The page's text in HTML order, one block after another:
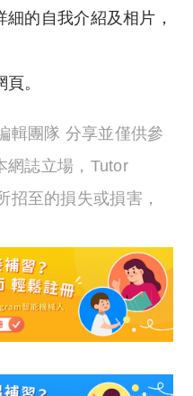
的自我介紹及相片，
。
輯團隊 分享並僅供參
網誌立場，Tutor
招至的損失或損害，